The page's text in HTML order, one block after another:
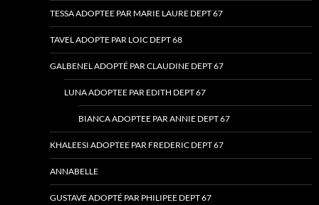
TESSA ADOPTEE PAR MARIE LAURE DEPT 67
TAVEL ADOPTE PAR LOIC DEPT 68
GALBENEL ADOPTÉ PAR CLAUDINE DEPT 67
LUNA ADOPTEE PAR EDITH DEPT 67
BIANCA ADOPTEE PAR ANNIE DEPT 67
KHALEESI ADOPTEE PAR FREDERIC DEPT 67
ANNABELLE
GUSTAVE ADOPTÉ PAR PHILIPEE DEPT 67